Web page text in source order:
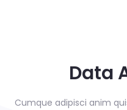
Data
Cumque adipisci anim